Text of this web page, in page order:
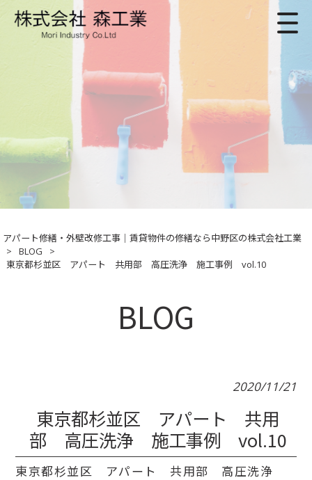
アパート修繕・外壁改修工事｜賃貸物件の修繕なら中野区の株式会社工業
>
BLOG
>
東京都杉並区 アパート 共用部 高圧洗浄 施工事例 vol.10
BLOG
2020/11/21
東京都杉並区 アパート 共用
部 高圧洗浄 施工事例 vol.10
東京都杉並区 アパート 共用部 高圧洗浄